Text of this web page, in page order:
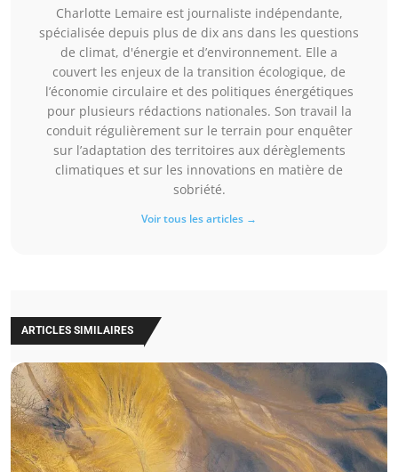
Charlotte Lemaire est journaliste indépendante,
spécialisée depuis plus de dix ans dans les questions
de climat, d'énergie et d’environnement. Elle a
couvert les enjeux de la transition écologique, de
l’économie circulaire et des politiques énergétiques
pour plusieurs rédactions nationales. Son travail la
conduit régulièrement sur le terrain pour enquêter
sur l’adaptation des territoires aux dérèglements
climatiques et sur les innovations en matière de
sobriété.
Voir tous les articles →
ARTICLES SIMILAIRES